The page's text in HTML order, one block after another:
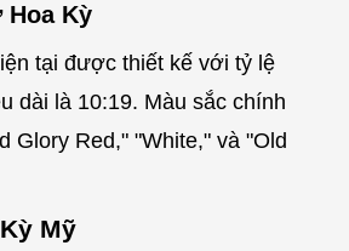
Hoa Kỳ
tại được thiết kế với tỷ lệ
dài là 10:19. Màu sắc chính
Glory Red," "White," và "Old
Mỹ